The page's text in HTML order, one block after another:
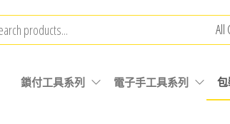
鎖付工具系列 電子手工具系列 包